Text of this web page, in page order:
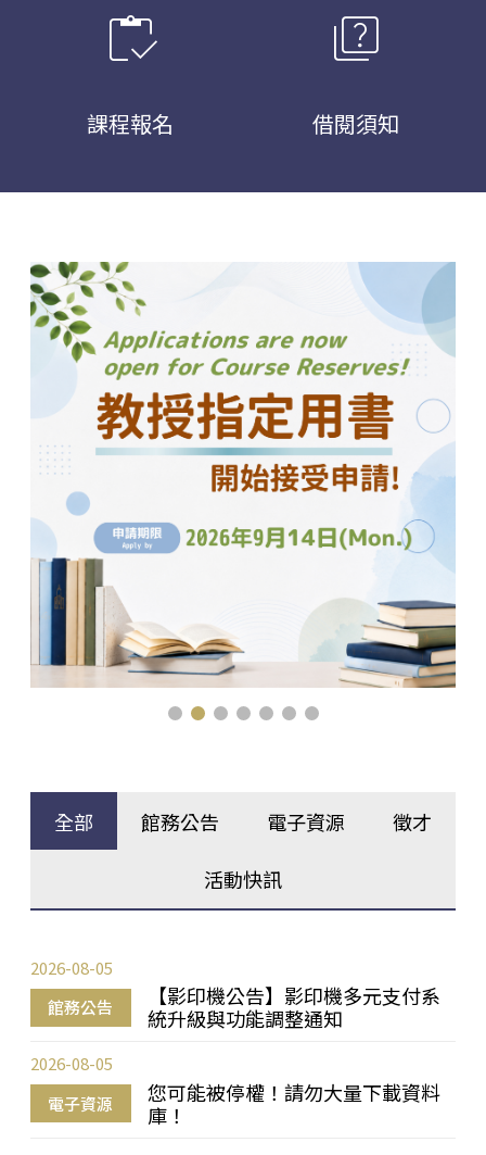
inventory
課程報名
quiz
借閱須知
全部 館務公告 電子資源 徵才
活動快訊
館務公告
【影印機公告】影印機多元支付系
統升級與功能調整通知
2026-08-05
電子資源
您可能被停權！請勿大量下載資料
庫！
2026-08-05